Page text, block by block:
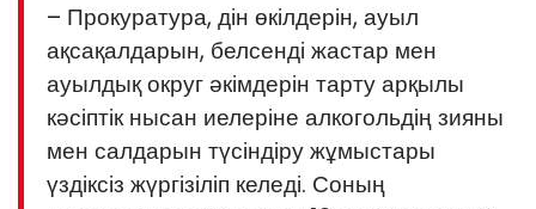
– Прокуратура, дін өкілдерін, ауыл
ақсақалдарын, белсенді жастар мен
ауылдық округ әкімдерін тарту арқылы
кәсіптік нысан иелеріне алкогольдің зияны
мен салдарын түсіндіру жұмыстары
үздіксіз жүргізіліп келеді. Соның